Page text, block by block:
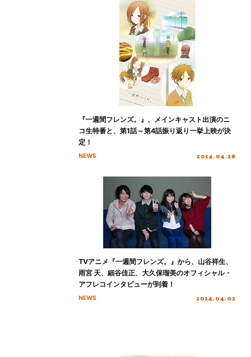
『一週間フレンズ。』、メインキャスト出演のニ
コ生特番と、第1話～第4話振り返り一挙上映が決
定！
NEWS 2014.04.28
TVアニメ『一週間フレンズ。』から、山谷祥生、
雨宮 天、細谷佳正、大久保瑠美のオフィシャル・
アフレコインタビューが到着！
NEWS 2014.04.02